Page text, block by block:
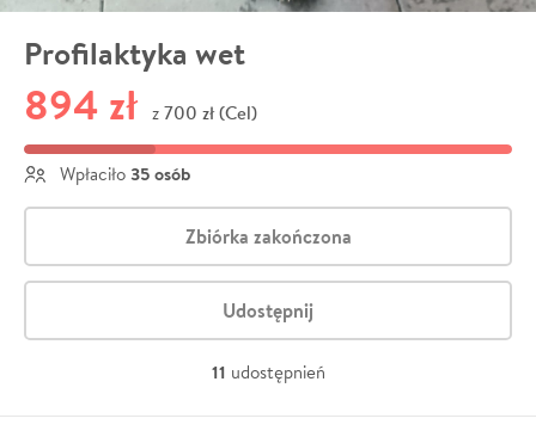
Profilaktyka wet
894 zł z 700 zł (Cel)
Wpłaciło 35 osób
Zbiórka zakończona
Udostępnij
11 udostępnień